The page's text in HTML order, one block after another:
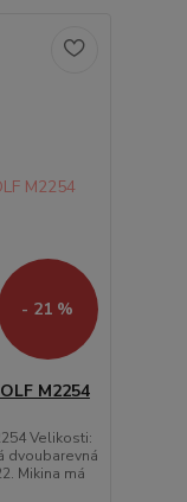
- 21 %
M2254
Velikosti:
dvoubarevná
Mikina má